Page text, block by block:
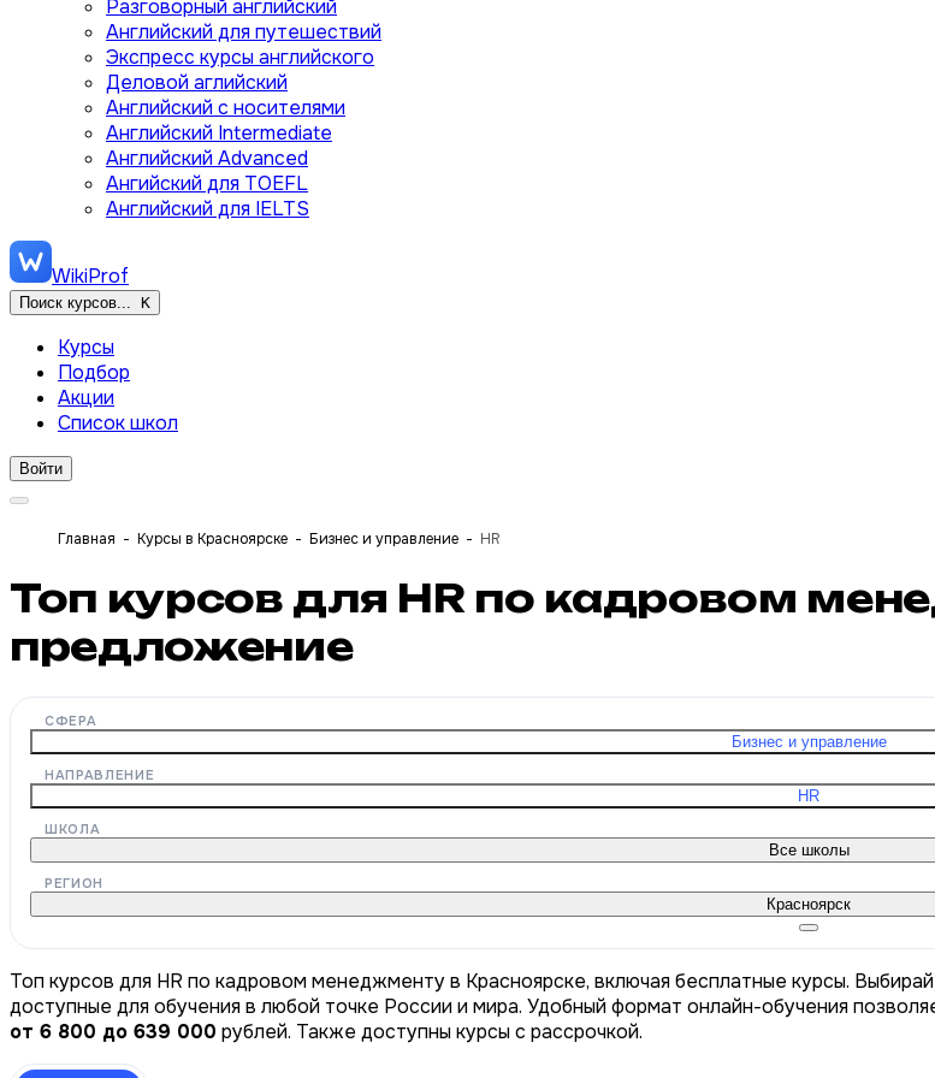
Разговорный английский
Английский для путешествий
Экспресс курсы английского
Деловой аглийский
Английский с носителями
Английский Intermediate
Английский Advanced
Ангийский для TOEFL
Английский для IELTS
WikiProf
Поиск курсов... K
Курсы
Подбор
Акции
Список школ
Войти
Главная Курсы в Красноярске Бизнес и управление HR
Топ курсов для HR по кадровом
предложение
СФЕРА
Бизнес и управление
НАПРАВЛЕНИЕ
HR
ШКОЛА
Все школы
РЕГИОН
Красноярск
Топ курсов для HR по кадровом менеджменту в Красноярске, включая бесплатные курсы.
доступные для обучения в любой точке России и мира. Удобный формат онлайн-обучения
от 6 800 до 639 000 рублей. Также доступны курсы с рассрочкой.